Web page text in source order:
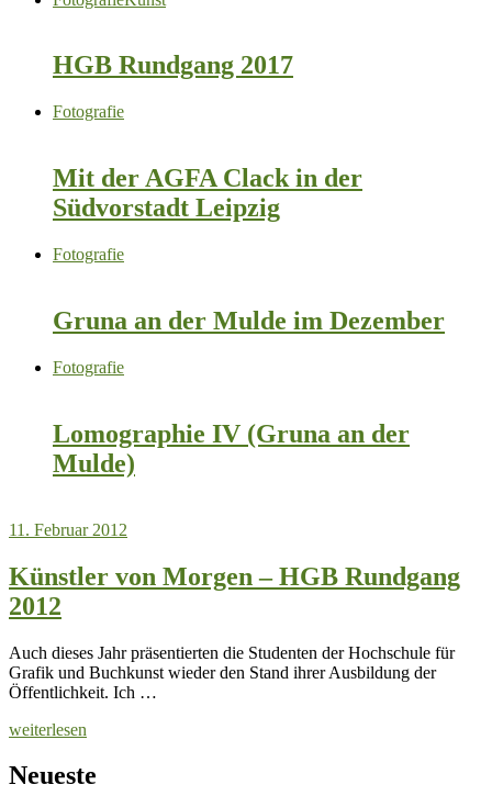
HGB Rundgang 2017
Fotografie
Mit der AGFA Clack in der
Südvorstadt Leipzig
Fotografie
Gruna an der Mulde im Dezember
Fotografie
Lomographie IV (Gruna an der
Mulde)
11. Februar 2012
Künstler von Morgen – HGB Rundgang
2012
Auch dieses Jahr präsentierten die Studenten der Hochschule für
Grafik und Buchkunst wieder den Stand ihrer Ausbildung der
Öffentlichkeit. Ich …
weiterlesen
Neueste